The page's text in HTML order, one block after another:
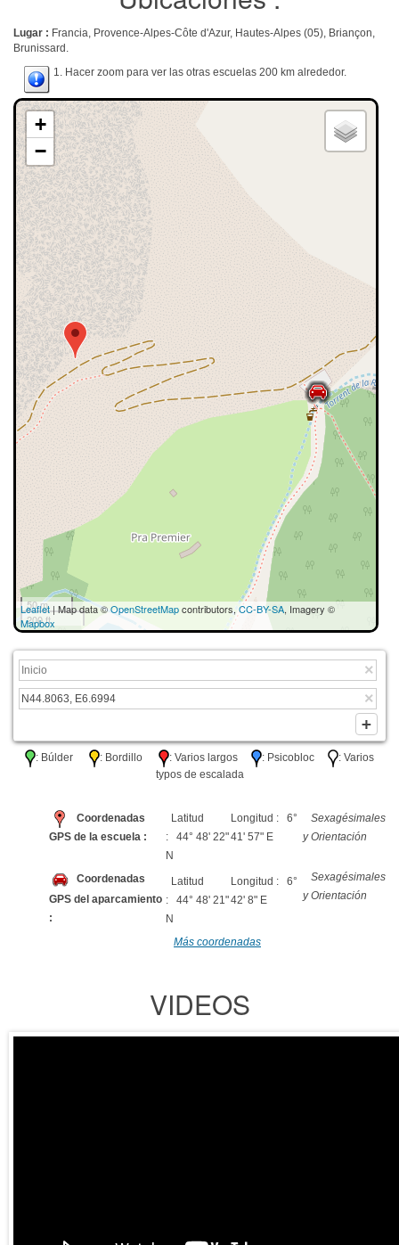
Lugar : Francia, Provence-Alpes-Côte d'Azur, Hautes-Alpes (05), Briançon,
Brunissard.
1. Hacer zoom para ver las otras escuelas 200 km alrededor.
+
−
50 m
200 ft
Leaflet| Map data ©OpenStreetMapcontributors, CC-BY-SA, Imagery ©
Mapbox
: Búlder : Bordillo : Varios largos : Psicobloc
: Varios
typos de escalada
Coordenadas
GPS de la escuela :
Latitud
: 44° 48' 22"
N
Longitud : 6°
41' 57" E
Sexagésimales
y Orientación
Coordenadas
GPS del aparcamiento
:
Latitud
: 44° 48' 21"
N
Longitud : 6°
42' 8" E
Sexagésimales
y Orientación
Más coordenadas
VIDEOS